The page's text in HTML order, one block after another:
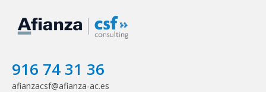
916 74 31 36
afianzacsf@afianza-ac.es